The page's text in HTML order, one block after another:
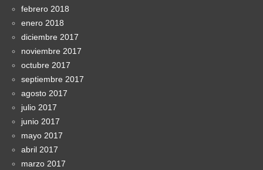
febrero 2018
enero 2018
diciembre 2017
noviembre 2017
octubre 2017
septiembre 2017
agosto 2017
julio 2017
junio 2017
mayo 2017
abril 2017
marzo 2017